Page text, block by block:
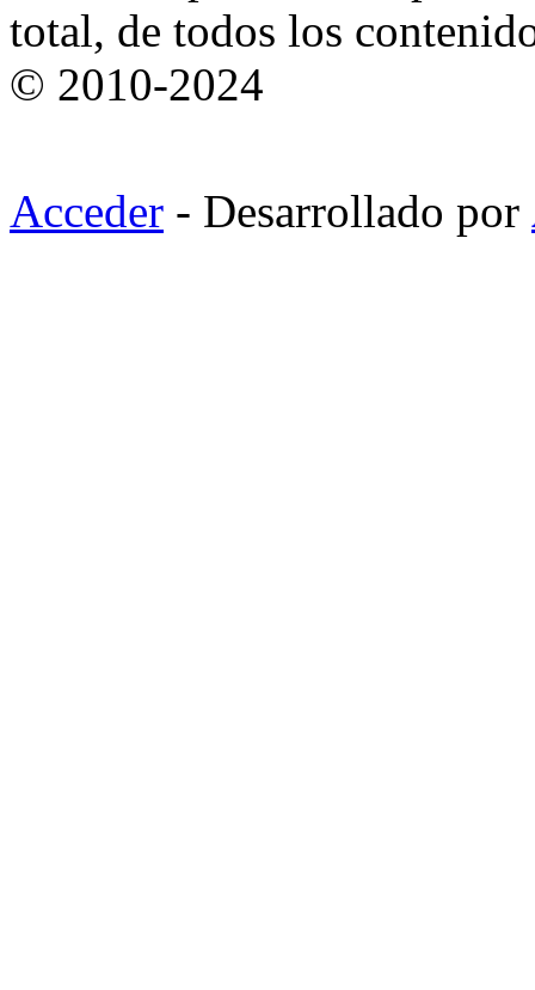
total, de todos los
© 2010-2024
Acceder - Desarrollado por